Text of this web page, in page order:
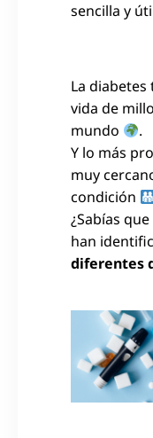
sencilla y
La
vida de
mundo
.
Y lo más
muy
condición
¿Sabías
han
diferentes